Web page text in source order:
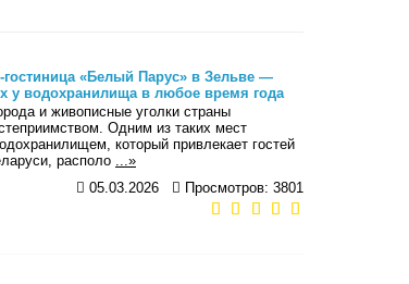
гостиница «Белый Парус» в Зельве —
у водохранилища в любое время года
и живописные уголки страны
Одним из таких мест
который привлекает гостей
располо ...»
05.03.2026
Просмотров: 3801